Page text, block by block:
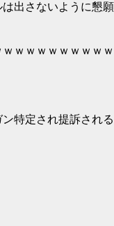
は出さないように懇願
ｗｗｗｗｗｗｗｗｗ
特定され提訴される